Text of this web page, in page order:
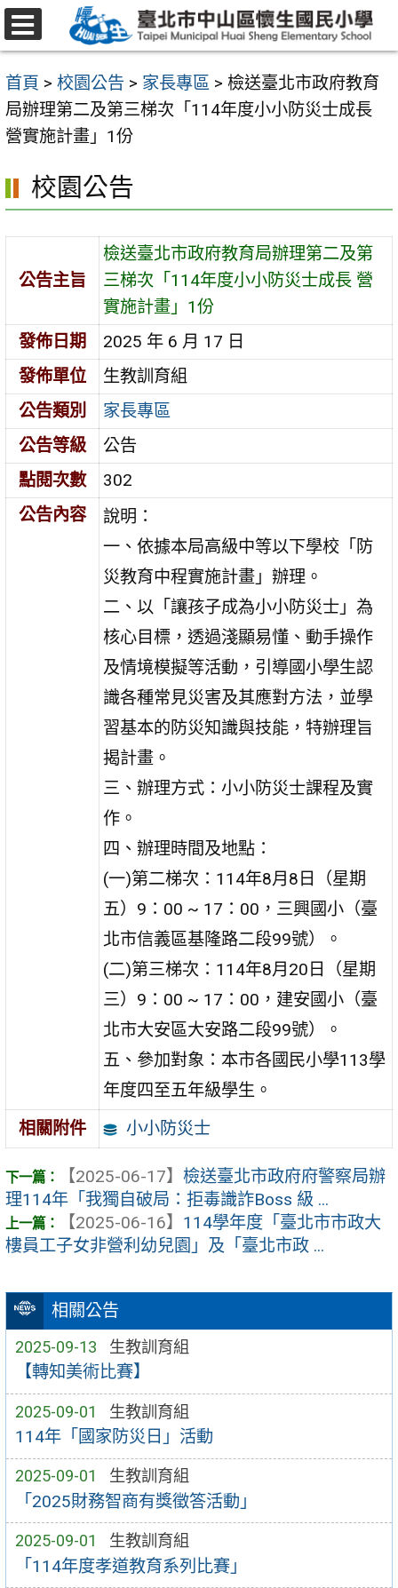
跳
至
要
內
容
首頁 > 校園公告 > 家長專區 > 檢送臺北市政府教育
局辦理第二及第三梯次「114年度小小防災士成長
營實施計畫」1份
相關公告
2025-09-13 生教訓育組
【轉知美術比賽】
2025-09-01 生教訓育組
114年「國家防災日」活動
2025-09-01 生教訓育組
「2025財務智商有獎徵答活動」
2025-09-01 生教訓育組
「114年度孝道教育系列比賽」
校園公告
公告主旨
檢送臺北市政府教育局辦理第二及第
三梯次「114年度小小防災士成長 營
實施計畫」1份
發佈日期
2025 年 6 月 17 日
發佈單位
生教訓育組
公告類別
家長專區
公告等級
公告
點閱次數
302
公告內容
說明：
一、依據本局高級中等以下學校「防
災教育中程實施計畫」辦理。
二、以「讓孩子成為小小防災士」為
核心目標，透過淺顯易懂、動手操作
及情境模擬等活動，引導國小學生認
識各種常見災害及其應對方法，並學
習基本的防災知識與技能，特辦理旨
揭計畫。
三、辦理方式：小小防災士課程及實
作。
四、辦理時間及地點：
(一)第二梯次：114年8月8日（星期
五）9：00 ~ 17：00，三興國小（臺
北市信義區基隆路二段99號）。
(二)第三梯次：114年8月20日（星期
三）9：00 ~ 17：00，建安國小（臺
北市大安區大安路二段99號）。
五、參加對象：本市各國民小學113學
年度四至五年級學生。
相關附件
小小防災士
【2025-06-17】 檢送臺北市政府府警察局辦
理114年「我獨自破局：拒毒識詐Boss 級 ...
【2025-06-16】 114學年度「臺北市市政大
樓員工子女非營利幼兒園」及「臺北市政 ...
選
單